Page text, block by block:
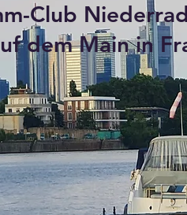
Club
dem Main in